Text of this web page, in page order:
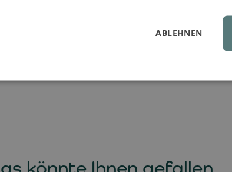
Hülle ist leicht abnehmbar und
und einsatzbereit für neue Abenteuer.
könnte Ihnen gefallen
ABLEHNEN